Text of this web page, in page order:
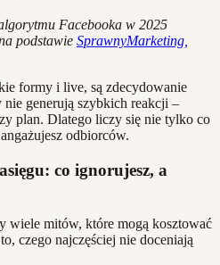
Facebooka w 2025
podstawie SprawnyMarketing,
formy i live, są zdecydowanie
generują szybkich reakcji –
plan. Dlatego liczy się nie tylko co
odbiorców.
co ignorujesz, a
wiele mitów, które mogą kosztować
czego najczęściej nie doceniają